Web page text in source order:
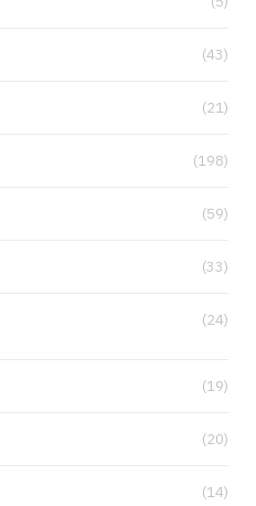
(43)
(21)
(198)
(59)
(33)
(24)
(19)
(20)
(14)